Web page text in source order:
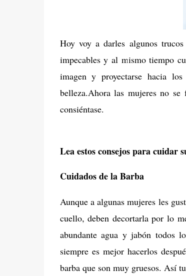
Hoy voy a darles algunos
impecables y al mismo tiempo
imagen y proyectarse hacia
belleza.Ahora las mujeres no
consiéntase.
Lea estos consejos para cuidar
Cuidados de la Barba
Aunque a algunas mujeres les
cuello, deben decortarla por lo
abundante agua y jabón todos
siempre es mejor hacerlos
barba que son muy gruesos. Así